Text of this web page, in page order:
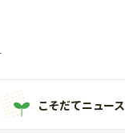
こそだてニュース